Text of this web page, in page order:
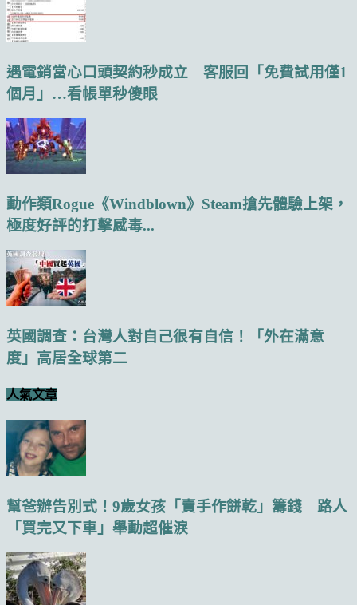
遇電銷當心口頭契約秒成立 客服回「免費試用僅1
個月」…看帳單秒傻眼
動作類Rogue《Windblown》Steam搶先體驗上架，
極度好評的打擊感毒...
英國調查：台灣人對自己很有自信！「外在滿意
度」高居全球第二
人氣文章
幫爸辦告別式！9歲女孩「賣手作餅乾」籌錢 路人
「買完又下車」舉動超催淚